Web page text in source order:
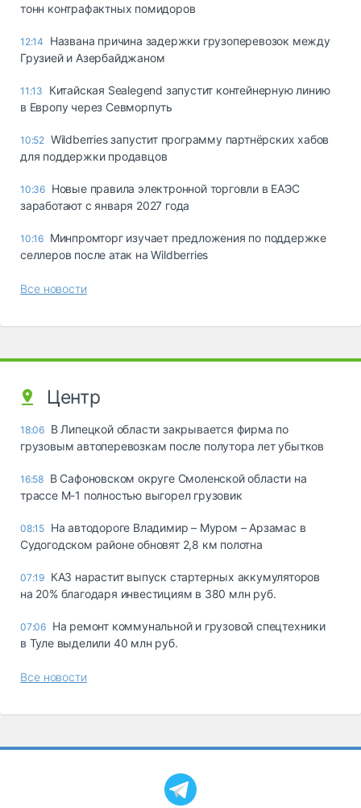
тонн контрафактных помидоров
12:14
Названа причина задержки грузоперевозок между
Грузией и Азербайджаном
11:13
Китайская Sealegend запустит контейнерную линию
в Европу через Севморпуть
10:52 Wildberries запустит программу партнёрских хабов
для поддержки продавцов
10:36 Новые правила электронной торговли в ЕАЭС
заработают с января 2027 года
10:16 Минпромторг изучает предложения по поддержке
селлеров после атак на Wildberries
Все новости
Центр
18:06 В Липецкой области закрывается фирма по
грузовым автоперевозкам после полутора лет убытков
16:58 В Сафоновском округе Смоленской области на
трассе М-1 полностью выгорел грузовик
08:15 На автодороге Владимир – Муром – Арзамас в
Судогодском районе обновят 2,8 км полотна
07:19 КАЗ нарастит выпуск стартерных аккумуляторов
на 20% благодаря инвестициям в 380 млн руб.
07:06 На ремонт коммунальной и грузовой спецтехники
в Туле выделили 40 млн руб.
Все новости